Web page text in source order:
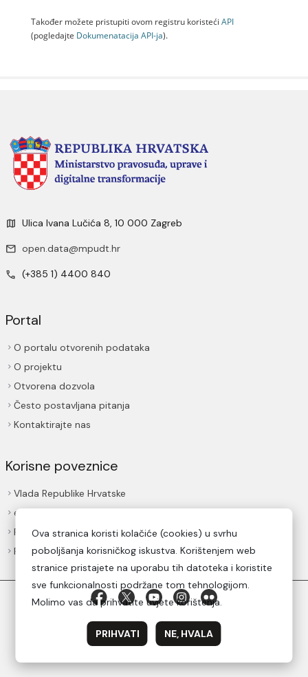
Također možete pristupiti ovom registru koristeći API
(pogledajte Dokumenаtаcijа API-jа).